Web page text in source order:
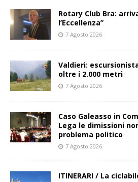
Rotary Club Bra:
l’Eccellenza”
7 Agosto 2026
Valdieri:
oltre i 2.000 metri
7 Agosto 2026
Caso Galeasso in
Lega le dimissioni
problema politico
7 Agosto 2026
ITINERARI / La